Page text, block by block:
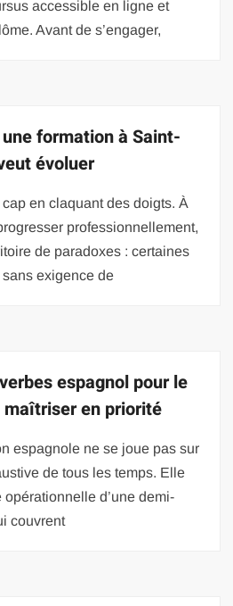
accessible en ligne et
Avant de s’engager,
formation à Saint-
évoluer
en claquant des doigts. À
professionnellement,
de paradoxes : certaines
exigence de
espagnol pour le
maîtriser en priorité
espagnole ne se joue pas sur
de tous les temps. Elle
d’une demi-
couvrent